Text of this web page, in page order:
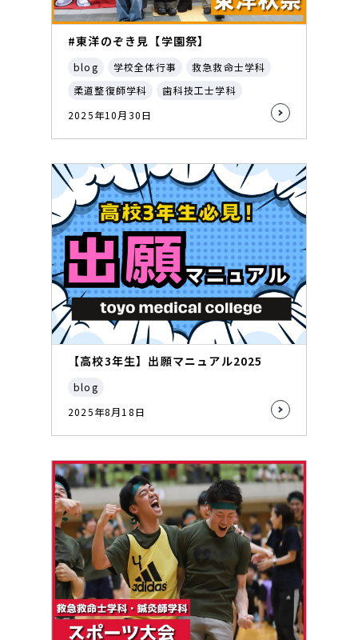
#東洋のぞき見【学園祭】
blog 学校全体行事
救急救命士学科
柔道整復師学科
歯科技工士学科
2025年10月30日
【高校3年生】出願マニュアル2025
blog
2025年8月18日